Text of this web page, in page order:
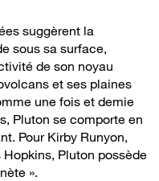
suggèrent la
sous sa surface,
de son noyau
et ses plaines
une fois et demie
Pluton se comporte en
Pour Kirby Runyon,
Pluton possède
».